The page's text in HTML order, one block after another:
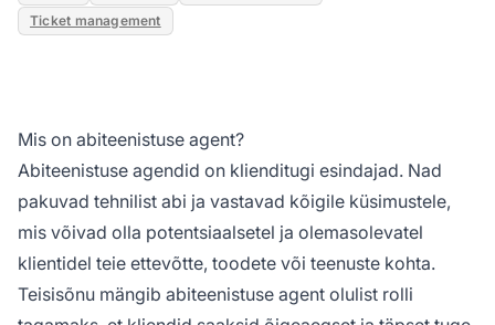
Ticket management
Mis on abiteenistuse agent?
Abiteenistuse agendid on klienditugi esindajad. Nad
pakuvad tehnilist abi ja vastavad kõigile küsimustele,
mis võivad olla potentsiaalsetel ja olemasolevatel
klientidel teie ettevõtte, toodete või teenuste kohta.
Teisisõnu mängib abiteenistuse agent olulist rolli